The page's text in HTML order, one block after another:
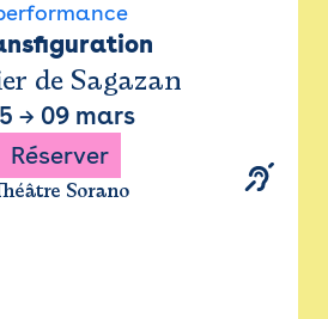
de Sagazan
→ 09 mars
Réserver
Sorano